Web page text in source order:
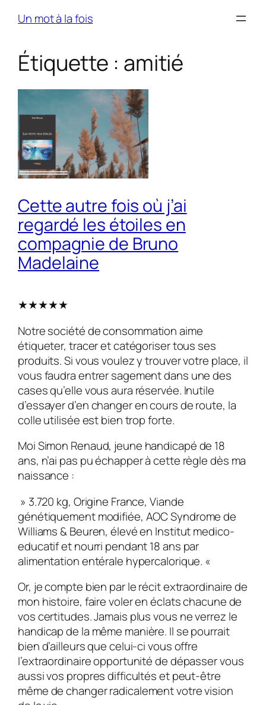
Un mot à la fois
Étiquette : amitié
Cette autre fois où j’ai
regardé les étoiles en
compagnie de Bruno
Madelaine
★★★★★
Notre société de consommation aime
étiqueter, tracer et catégoriser tous ses
produits. Si vous voulez y trouver votre place, il
vous faudra entrer sagement dans une des
cases qu’elle vous aura réservée. Inutile
d’essayer d’en changer en cours de route, la
colle utilisée est bien trop forte.
Moi Simon Renaud, jeune handicapé de 18
ans, n’ai pas pu échapper à cette règle dès ma
naissance :
» 3.720 kg, Origine France, Viande
génétiquement modifiée, AOC Syndrome de
Williams & Beuren, élevé en Institut medico-
educatif et nourri pendant 18 ans par
alimentation entérale hypercalorique. «
Or, je compte bien par le récit extraordinaire de
mon histoire, faire voler en éclats chacune de
vos certitudes. Jamais plus vous ne verrez le
handicap de la même manière. Il se pourrait
bien d’ailleurs que celui-ci vous offre
l’extraordinaire opportunité de dépasser vous
aussi vos propres difficultés et peut-être
même de changer radicalement votre vision